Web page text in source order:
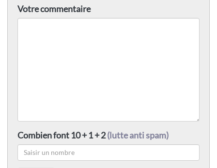
Votre commentaire
Combien font 10 + 1 + 2(lutte anti spam)